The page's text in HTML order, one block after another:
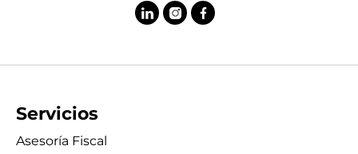
Servicios
Asesoría Fiscal